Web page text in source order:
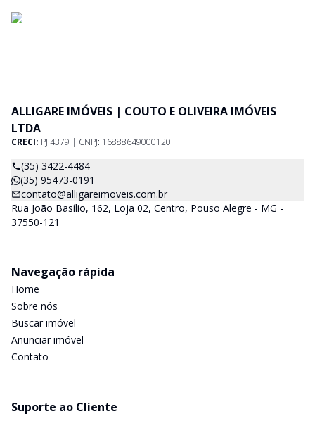
ALLIGARE IMÓVEIS | COUTO E OLIVEIRA IMÓVEIS
LTDA
CRECI: PJ 4379 | CNPJ: 16888649000120
(35) 3422-4484
(35) 95473-0191
contato@alligareimoveis.com.br
Rua João Basílio, 162, Loja 02, Centro, Pouso Alegre - MG -
37550-121
Navegação rápida
Home
Sobre nós
Buscar imóvel
Anunciar imóvel
Contato
Suporte ao Cliente